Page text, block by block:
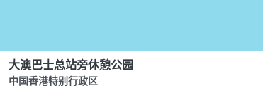
大澳巴士总站旁休憩公园
中国香港特别行政区